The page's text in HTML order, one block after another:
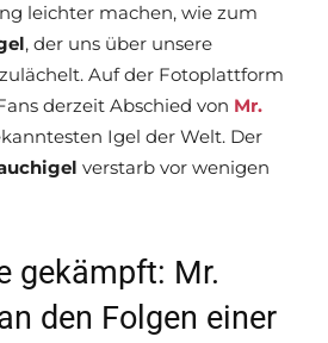
leichter machen, wie zum
, der uns über unsere
Auf der Fotoplattform
derzeit Abschied von Mr.
Igel der Welt. Der
verstarb vor wenigen
gekämpft: Mr.
den Folgen einer